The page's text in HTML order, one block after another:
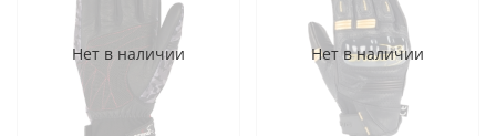
Нет в наличии Нет в наличии